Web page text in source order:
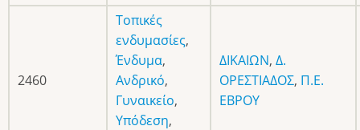
2460
Τοπικές
ενδυμασίες,
Ένδυμα,
Ανδρικό,
Γυναικείο,
Υπόδεση,
ΔΙΚΑΙΩΝ, Δ.
ΟΡΕΣΤΙΑΔΟΣ, Π.Ε.
ΕΒΡΟΥ